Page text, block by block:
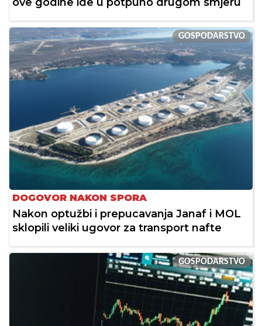
ove godine ide u potpuno drugom smjeru
GOSPODARSTVO
DOGOVOR NAKON SPORA
Nakon optužbi i prepucavanja Janaf i MOL
sklopili veliki ugovor za transport nafte
GOSPODARSTVO